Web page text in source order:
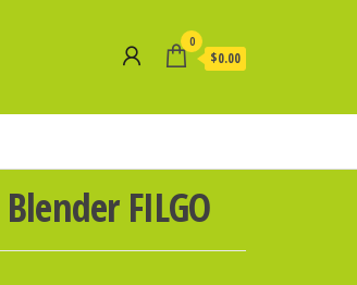
0
$0.00
FILGO